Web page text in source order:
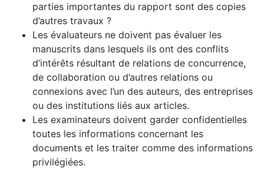
parties importantes du rapport sont des copies
d’autres travaux ?
Les évaluateurs ne doivent pas évaluer les
manuscrits dans lesquels ils ont des conflits
d’intérêts résultant de relations de concurrence,
de collaboration ou d’autres relations ou
connexions avec l’un des auteurs, des entreprises
ou des institutions liés aux articles.
Les examinateurs doivent garder confidentielles
toutes les informations concernant les
documents et les traiter comme des informations
privilégiées.